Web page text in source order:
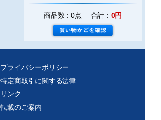
商品数：0点 合計： 0円
プライバシーポリシー
特定商取引に関する法律
リンク
転載のご案内